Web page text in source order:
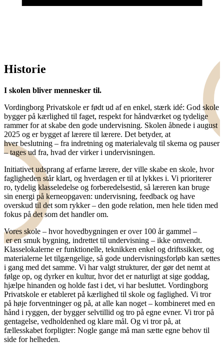
Historie
I skolen bliver mennesker til.
Vordingborg Privatskole er født ud af en enkel, stærk idé: God skole
bygger på kærlighed til faget, respekt for håndværket og tydelige
rammer for at skabe den gode undervisning. Skolen åbnede i august
2025 og er bygget af lærere til lærere. Det betyder, at
hver beslutning – fra indretning og materialevalg til skema og pauser
– tages ud fra, hvad der virker i undervisningen.
Initiativet udsprang af erfarne lærere, der ville skabe en skole, hvor
fagligheden står klart, og hverdagen er til at lykkes i. Vi prioriterer
ro, tydelig klasseledelse og forberedelsestid, så læreren kan bruge
sin energi på kerneopgaven: undervisning, feedback og have
overskud til det som rykker – den gode relation, men hele tiden med
fokus på det som det handler om.
Vores skole – hvor hovedbygningen er over 100 år gammel –
er en smuk bygning, indrettet til undervisning – ikke omvendt.
Klasselokalerne er funktionelle, teknikken enkel og driftssikker, og
materialerne let tilgængelige, så gode undervisningsforløb kan sættes
i gang med det samme. Vi har valgt strukturer, der gør det nemt at
følge op, og dyrker en kultur, hvor det er naturligt at sige goddag,
hjælpe hinanden og holde fast i det, vi har besluttet. Vordingborg
Privatskole er etableret på kærlighed til skole og faglighed. Vi tror
på høje forventninger og på, at alle kan noget – kombineret med en
hånd i ryggen, der bygger selvtillid og tro på egne evner. Vi tror på
gentagelse, vedholdenhed og klare mål. Og vi tror på, at
fællesskabet forpligter: Nogle gange må man sætte egne behov til
side for helheden.